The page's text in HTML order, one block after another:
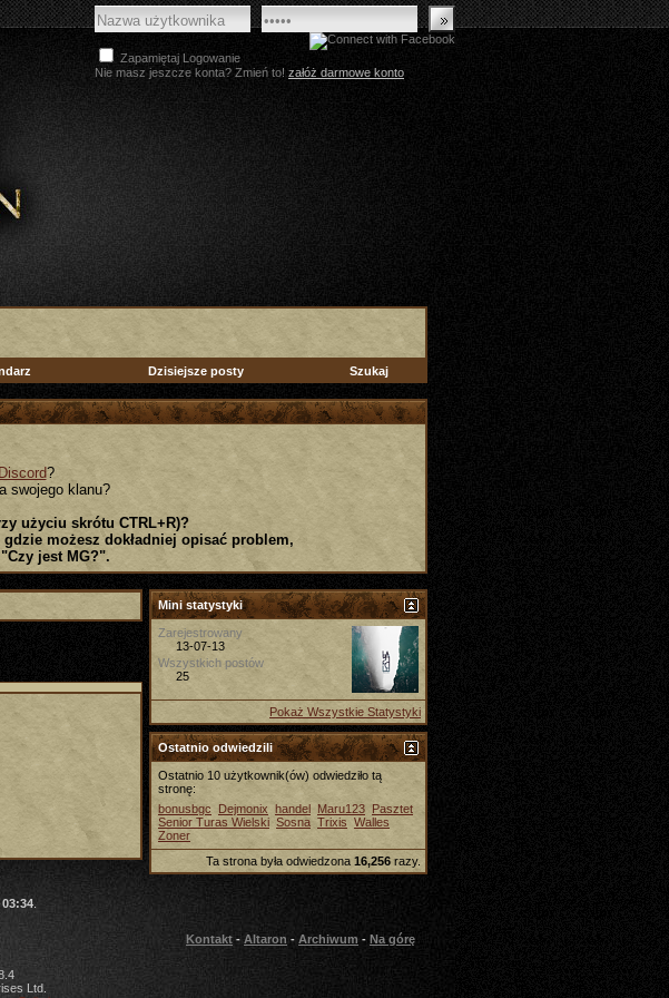
Zapamiętaj Logowanie
Nie masz jeszcze konta? Zmień to! załóż darmowe konto
Dzisiejsze posty Szukaj
Discord?
swojego klanu?
użyciu skrótu CTRL+R)?
gdzie możesz dokładniej opisać problem,
jest MG?".
Mini statystyki
Zarejestrowany
13-07-13
Wszystkich postów
25
Pokaż Wszystkie Statystyki
Ostatnio odwiedzili
Ostatnio 10 użytkownik(ów) odwiedziło tą
stronę:
bonusbgc
Dejmonix handel Maru123 Pasztet
Senior Turas Wielski Sosna Trixis Walles
Zoner
Ta strona była odwiedzona 16,256 razy.
03:34.
Kontakt - Altaron - Archiwum - Na górę
Ltd.